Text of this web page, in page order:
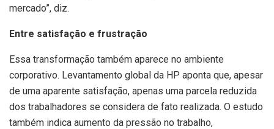
mercado”, diz.
Entre satisfação e frustração
Essa transformação também aparece no ambiente
corporativo. Levantamento global da HP aponta que, apesar
de uma aparente satisfação, apenas uma parcela reduzida
dos trabalhadores se considera de fato realizada. O estudo
também indica aumento da pressão no trabalho,